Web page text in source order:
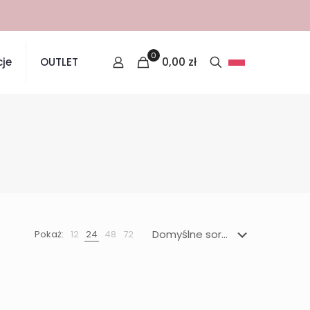
OUTLET 0 0,00 zł
Pokaż: 12 24 48 72